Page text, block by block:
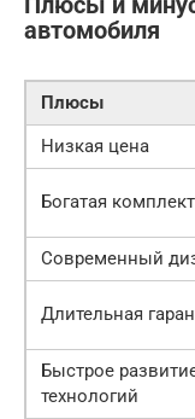
автомобиля
Плюсы
Низкая цена
Богатая
Современный
Длительная
Быстрое
технологий